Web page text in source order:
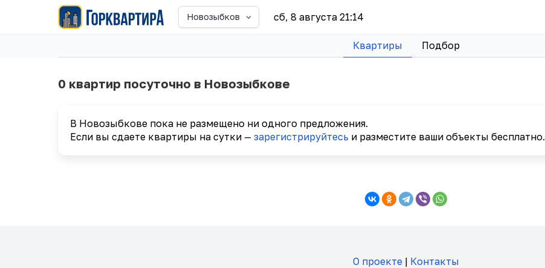
Новозыбков сб, 8 августа 21:14
Квартиры Подбор
0 квартир посуточно в Новозыбкове
В Новозыбкове пока не размещено ни одного предложения.
Если вы сдаете квартиры на сутки — зарегистрируйтесь и разместите ваши объекты бесплатно.
О проекте | Контакты